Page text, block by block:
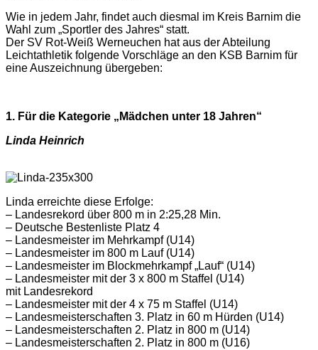
Wie in jedem Jahr, findet auch diesmal im Kreis Barnim die
Wahl zum „Sportler des Jahres“ statt.
Der SV Rot-Weiß Werneuchen hat aus der Abteilung
Leichtathletik folgende Vorschläge an den KSB Barnim für
eine Auszeichnung übergeben:
1. Für die Kategorie „Mädchen unter 18 Jahren“
Linda Heinrich
Linda erreichte diese Erfolge:
– Landesrekord über 800 m in 2:25,28 Min.
– Deutsche Bestenliste Platz 4
– Landesmeister im Mehrkampf (U14)
– Landesmeister im 800 m Lauf (U14)
– Landesmeister im Blockmehrkampf „Lauf“ (U14)
– Landesmeister mit der 3 x 800 m Staffel (U14)
mit Landesrekord
– Landesmeister mit der 4 x 75 m Staffel (U14)
– Landesmeisterschaften 3. Platz in 60 m Hürden (U14)
– Landesmeisterschaften 2. Platz in 800 m (U14)
– Landesmeisterschaften 2. Platz in 800 m (U16)